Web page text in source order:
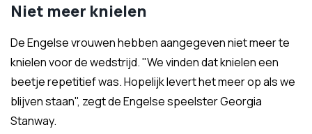
Niet meer knielen
De Engelse vrouwen hebben aangegeven niet meer te
knielen voor de wedstrijd. "We vinden dat knielen een
beetje repetitief was. Hopelijk levert het meer op als we
blijven staan", zegt de Engelse speelster Georgia
Stanway.